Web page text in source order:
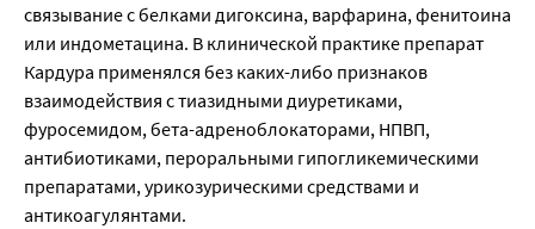
связывание с белками дигоксина, варфарина, фенитоина
или индометацина. В клинической практике препарат
Кардура применялся без каких-либо признаков
взаимодействия с тиазидными диуретиками,
фуросемидом, бета-адреноблокаторами, НПВП,
антибиотиками, пероральными гипогликемическими
препаратами, урикозурическими средствами и
антикоагулянтами.